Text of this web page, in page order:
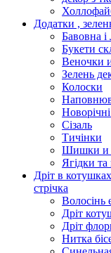
Додатки ,
Бавовна і
Букети
Веночки
Зелень
Колоски
Сізаль
Тичінки
Шишки и
Ягідки та
Дріт в
стрічка
Волосінь
Дріт
Дріт
Нитка